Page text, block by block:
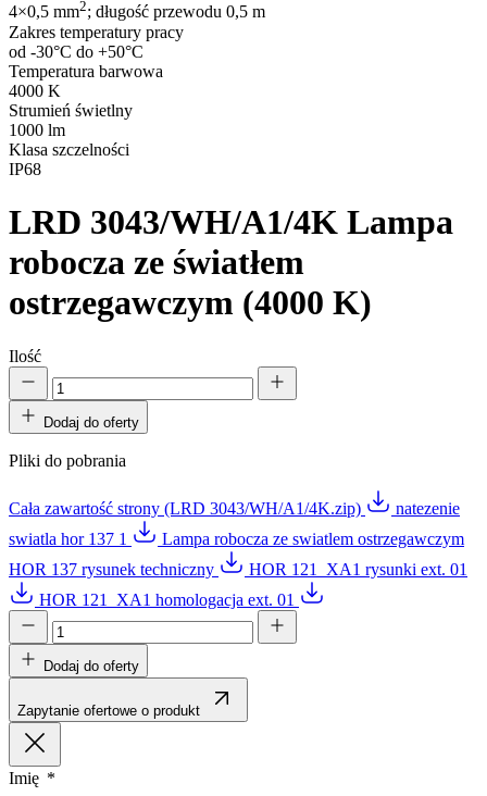
4×0,5 mm2; długość przewodu 0,5 m
Zakres temperatury pracy
od -30°C do +50°C
Temperatura barwowa
4000 K
Strumień świetlny
1000 lm
Klasa szczelności
IP68
LRD 3043/WH/A1/4K Lampa
robocza ze światłem
ostrzegawczym (4000 K)
Ilość
Dodaj do oferty
Pliki do pobrania
Cała zawartość strony (LRD 3043/WH/A1/4K.zip)
natezenie
swiatla hor 137 1
Lampa robocza ze swiatlem ostrzegawczym
HOR 137 rysunek techniczny
HOR 121_XA1 rysunki ext. 01
HOR 121_XA1 homologacja ext. 01
Dodaj do oferty
Zapytanie ofertowe o produkt
Imię